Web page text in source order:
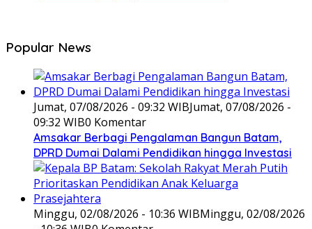
Popular News
Jumat, 07/08/2026 - 09:32 WIBJumat, 07/08/2026 -
09:32 WIB0 Komentar
Amsakar Berbagi Pengalaman Bangun Batam,
DPRD Dumai Dalami Pendidikan hingga Investasi
Minggu, 02/08/2026 - 10:36 WIBMinggu, 02/08/2026